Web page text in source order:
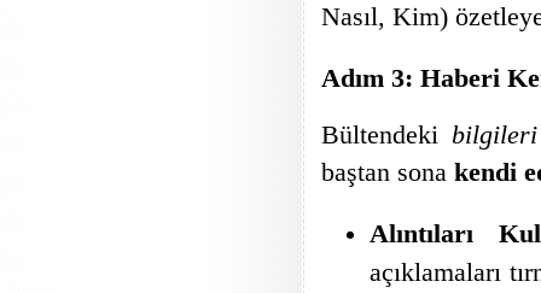
Nasıl, Kim)
Adım 3: Haberi
Bültendeki bilgileri
baştan sona kendi
Alıntıları
açıklamaları